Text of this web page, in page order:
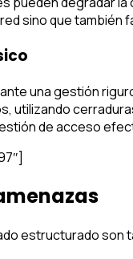
sino que
una gestión
utilizando
de acceso
estructurado son